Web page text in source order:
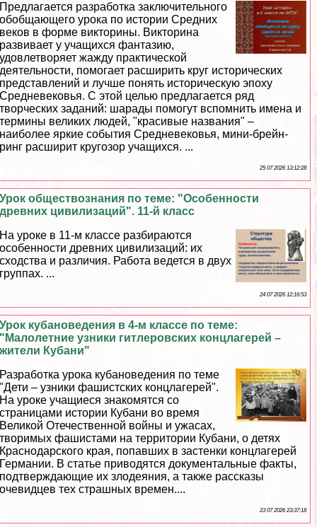
Предлагается разработка заключительного
обобщающего урока по истории Средних
веков в форме викторины. Викторина
развивает у учащихся фантазию,
удовлетворяет жажду пpaктической
деятельности, помогает расширить круг исторических
представлений и лучше понять историческую эпоху
Средневековья. С этой целью предлагается ряд
творческих заданий: шарады помогут вспомнить имена и
термины великих людей, "красивые названия" –
наиболее яркие события Cредневековья, мини-брейн-
ринг расширит кругозор учащихся. ...
25 07 2026 13:12:28
Урок обществознания по теме: "Особенности
древних цивилизаций". 11-й класс
На уроке в 11-м классе разбираются
особенности древних цивилизаций: их
сходства и различия. Работа ведется в двух
группах. ...
24 07 2026 12:16:53
Урок кубановедения в 4-м классе по теме:
"Малолетние узники гитлеровских концлагерей –
жители Кубани"
Разработка урока кубановедения по теме
"Дети – узники фашистских концлагерей".
На уроке учащиеся знакомятся со
страницами истории Кубани во время
Великой Отечественной войны и ужасах,
творимых фашистами на территории Кубани, о детях
Краснодарского края, попавших в застенки концлагерей
Германии. В статье приводятся документальные факты,
подтверждающие их злодеяния, а также рассказы
очевидцев тех страшных времен....
23 07 2026 23:37:18